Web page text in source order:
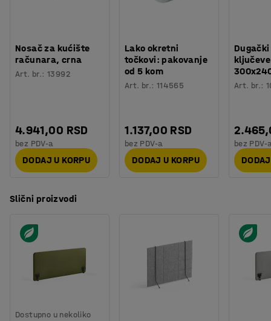
Nosač za kućište
računara, crna
Art. br.:13992
4.941,00 RSD
bez PDV-a
DODAJ U KORPU
Lako okretni
točkovi: pakovanje
od 5 kom
Art. br.: 114565
1.137,00 RSD
bez PDV-a
DODAJ U KORPU
Art. br.:
bez PDV-
Slični proizvodi
Dostupno u nekoliko